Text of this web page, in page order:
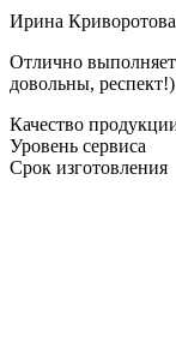
Ирина Криворотова
Отлично
довольны, респект!)
Качество
Уровень сервиса
Срок изготовления